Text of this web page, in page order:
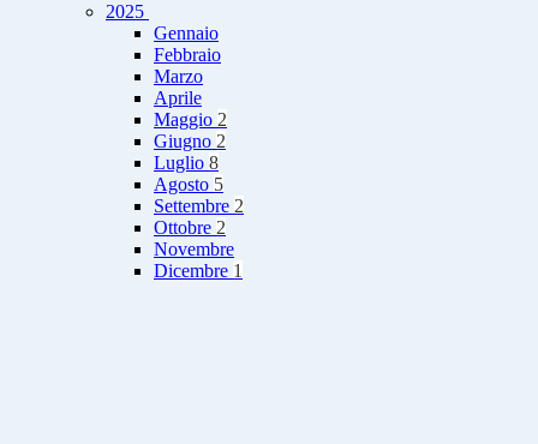
2025
Gennaio
Febbraio
Marzo
Aprile
Maggio 2
Giugno 2
Luglio 8
Agosto 5
Settembre 2
Ottobre 2
Novembre
Dicembre 1